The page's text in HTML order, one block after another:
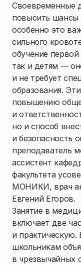
Своевременные
повысить шансы
особенно это
сильного
обучение
так и детям —
и не требует
образования.
повышению
и
но и способ
и безопасность
преподаватель
ассистент
факультета
МОНИКИ, врач
Евгений Егоров.
Занятие в
включает две
и практическую.
школьникам
в чрезвычайных